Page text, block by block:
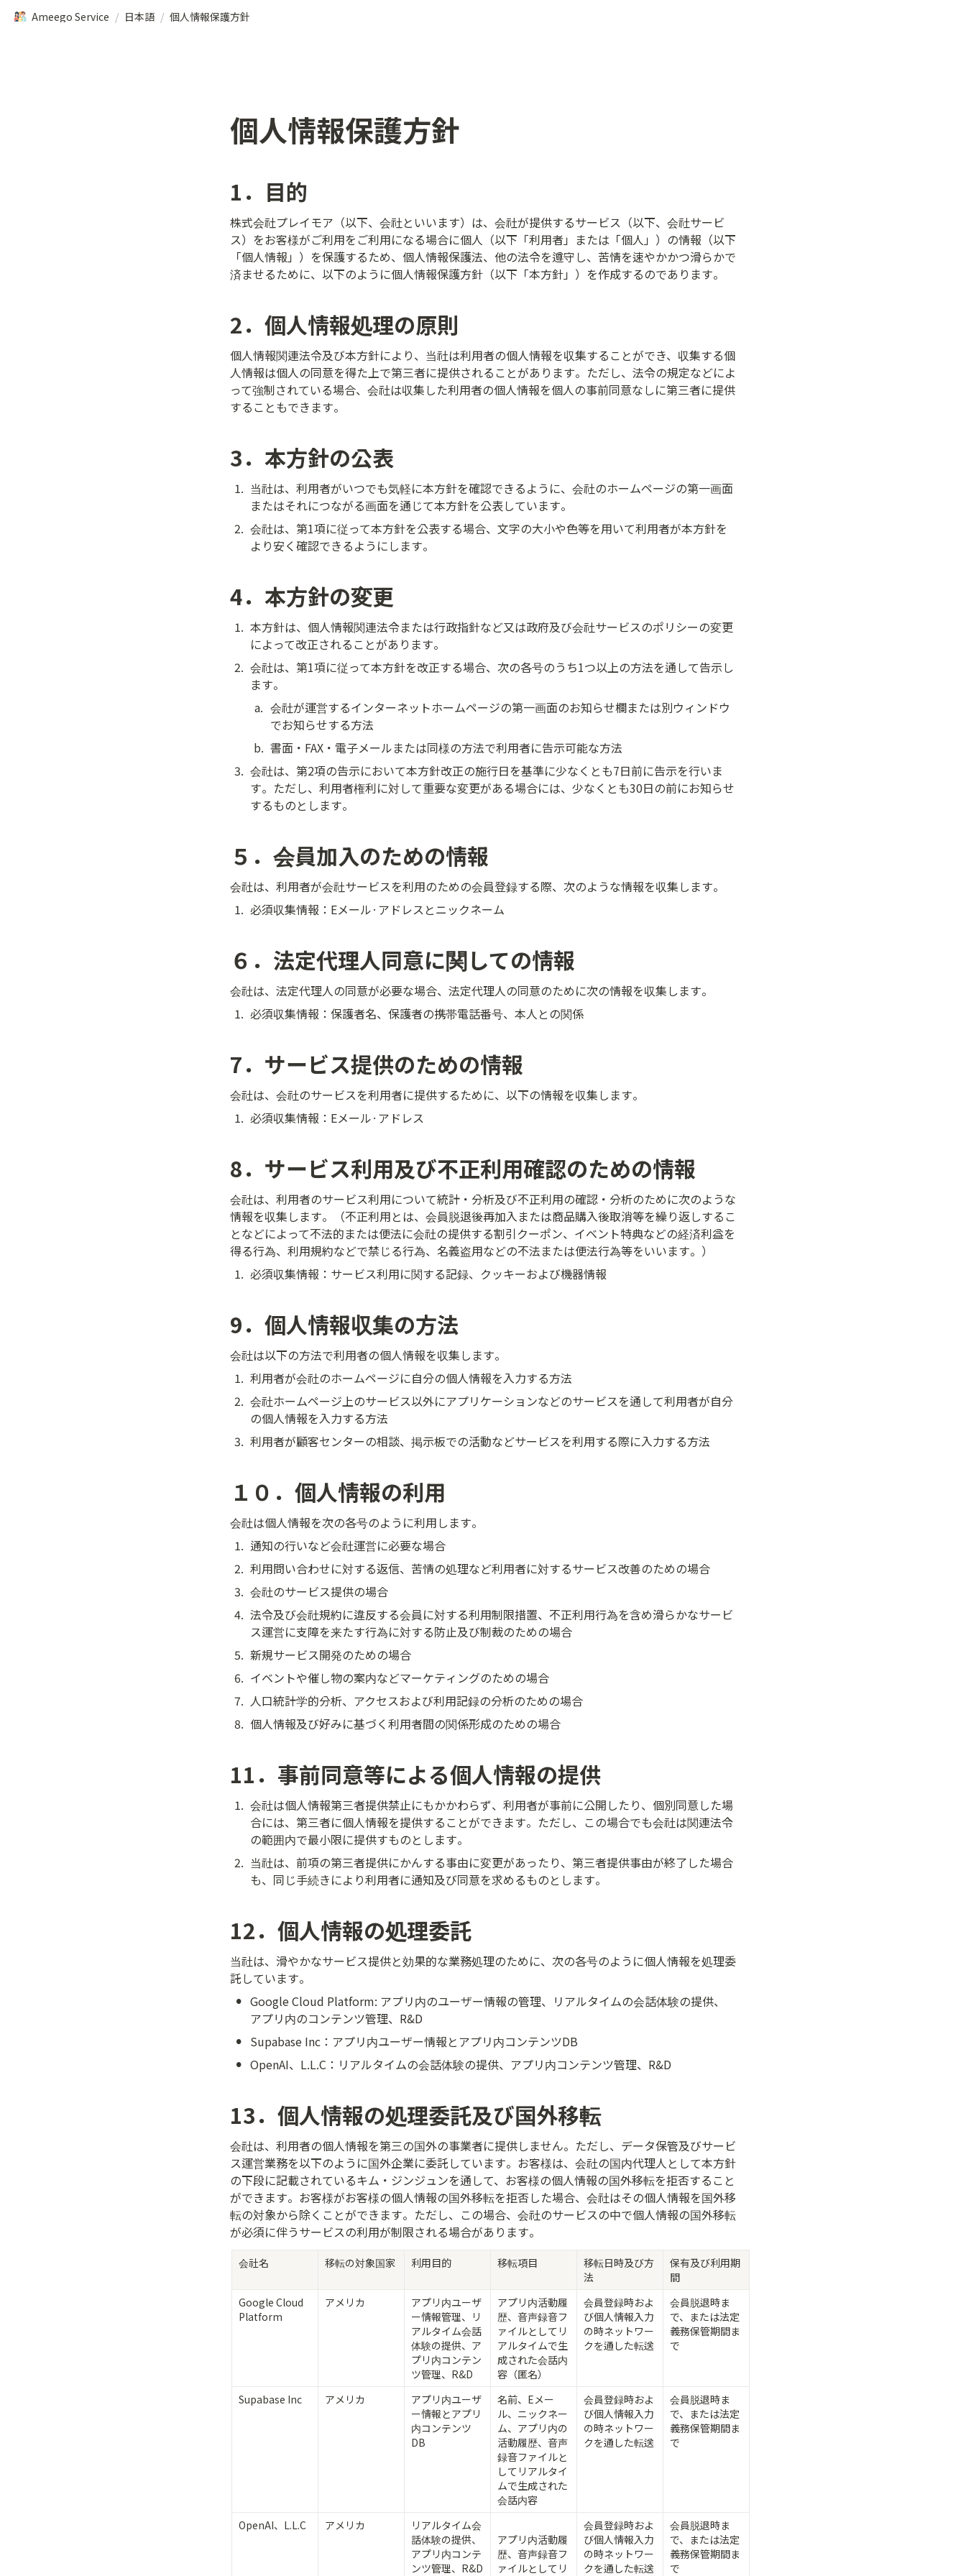
Ameego Service / 日本語 / 個人情報保護方針
個人情報保護方針
1．目的
株式会社プレイモア（以下、会社といいます）は、会社が提供するサービス（以下、会社サービ
ス）をお客様がご利用をご利用になる場合に個人（以下「利用者」または「個人」）の情報（以下
「個人情報」）を保護するため、個人情報保護法、他の法令を遵守し、苦情を速やかかつ滑らかで
済ませるために、以下のように個人情報保護方針（以下「本方針」）を作成するのであります。
2．個人情報処理の原則
個人情報関連法令及び本方針により、当社は利用者の個人情報を収集することができ、収集する個
人情報は個人の同意を得た上で第三者に提供されることがあります。ただし、法令の規定などによ
って強制されている場合、会社は収集した利用者の個人情報を個人の事前同意なしに第三者に提供
することもできます。
3．本方針の公表
1. 当社は、利用者がいつでも気軽に本方針を確認できるように、会社のホームページの第一画面
またはそれにつながる画面を通じて本方針を公表しています。
2. 会社は、第1項に従って本方針を公表する場合、文字の大小や色等を用いて利用者が本方針を
より安く確認できるようにします。
4．本方針の変更
1. 本方針は、個人情報関連法令または行政指針など又は政府及び会社サービスのポリシーの変更
によって改正されることがあります。
2. 会社は、第1項に従って本方針を改正する場合、次の各号のうち1つ以上の方法を通して告示し
ます。
a. 会社が運営するインターネットホームページの第一画面のお知らせ欄または別ウィンドウ
でお知らせする方法
b. 書面・FAX・電子メールまたは同様の方法で利用者に告示可能な方法
3. 会社は、第2項の告示において本方針改正の施行日を基準に少なくとも7日前に告示を行いま
す。ただし、利用者権利に対して重要な変更がある場合には、少なくとも30日の前にお知らせ
するものとします。
５．会員加入のための情報
会社は、利用者が会社サービスを利用のための会員登録する際、次のような情報を収集します。
1. 必須収集情報：Eメール·アドレスとニックネーム
６．法定代理人同意に関しての情報
会社は、法定代理人の同意が必要な場合、法定代理人の同意のために次の情報を収集します。
1. 必須収集情報：保護者名、保護者の携帯電話番号、本人との関係
7．サービス提供のための情報
会社は、会社のサービスを利用者に提供するために、以下の情報を収集します。
1. 必須収集情報：Eメール·アドレス
8．サービス利用及び不正利用確認のための情報
会社は、利用者のサービス利用について統計・分析及び不正利用の確認・分析のために次のような
情報を収集します。（不正利用とは、会員脱退後再加入または商品購入後取消等を繰り返しするこ
となどによって不法的または便法に会社の提供する割引クーポン、イベント特典などの経済利益を
得る行為、利用規約などで禁じる行為、名義盗用などの不法または便法行為等をいいます。）
1. 必須収集情報：サービス利用に関する記録、クッキーおよび機器情報
9．個人情報収集の方法
会社は以下の方法で利用者の個人情報を収集します。
1. 利用者が会社のホームページに自分の個人情報を入力する方法
2. 会社ホームページ上のサービス以外にアプリケーションなどのサービスを通して利用者が自分
の個人情報を入力する方法
3. 利用者が顧客センターの相談、掲示板での活動などサービスを利用する際に入力する方法
１０．個人情報の利用
会社は個人情報を次の各号のように利用します。
1. 通知の行いなど会社運営に必要な場合
2. 利用問い合わせに対する返信、苦情の処理など利用者に対するサービス改善のための場合
3. 会社のサービス提供の場合
4. 法令及び会社規約に違反する会員に対する利用制限措置、不正利用行為を含め滑らかなサービ
ス運営に支障を来たす行為に対する防止及び制裁のための場合
5. 新規サービス開発のための場合
6. イベントや催し物の案内などマーケティングのための場合
7. 人口統計学的分析、アクセスおよび利用記録の分析のための場合
8. 個人情報及び好みに基づく利用者間の関係形成のための場合
11．事前同意等による個人情報の提供
1. 会社は個人情報第三者提供禁止にもかかわらず、利用者が事前に公開したり、個別同意した場
合には、第三者に個人情報を提供することができます。ただし、この場合でも会社は関連法令
の範囲内で最小限に提供すものとします。
2. 当社は、前項の第三者提供にかんする事由に変更があったり、第三者提供事由が終了した場合
も、同じ手続きにより利用者に通知及び同意を求めるものとします。
12．個人情報の処理委託
当社は、滑やかなサービス提供と効果的な業務処理のために、次の各号のように個人情報を処理委
託しています。
• Google Cloud Platform: アプリ内のユーザー情報の管理、リアルタイムの会話体験の提供、
アプリ内のコンテンツ管理、R&D
• Supabase Inc：アプリ内ユーザー情報とアプリ内コンテンツDB
• OpenAI、L.L.C：リアルタイムの会話体験の提供、アプリ内コンテンツ管理、R&D
13．個人情報の処理委託及び国外移転
会社は、利用者の個人情報を第三の国外の事業者に提供しません。ただし、データ保管及びサービ
ス運営業務を以下のように国外企業に委託しています。お客様は、会社の国内代理人として本方針
の下段に記載されているキム・ジンジュンを通して、お客様の個人情報の国外移転を拒否すること
ができます。お客様がお客様の個人情報の国外移転を拒否した場合、会社はその個人情報を国外移
転の対象から除くことができます。ただし、この場合、会社のサービスの中で個人情報の国外移転
が必須に伴うサービスの利用が制限される場合があります。
会社名 移転の対象国家 利用目的 移転項目
移転日時及び方
法
保有及び利用期
間
Google Cloud
Platform
アメリカ
アプリ内ユーザ
ー情報管理、リ
アルタイム会話
体験の提供、ア
プリ内コンテン
ツ管理、R&D
アプリ内活動履
歴、音声録音フ
ァイルとしてリ
アルタイムで生
成された会話内
容（匿名）
会員登録時およ
び個人情報入力
の時ネットワー
クを通した転送
会員脱退時ま
で、または法定
義務保管期間ま
で
Supabase Inc アメリカ
アプリ内ユーザ
ー情報とアプリ
内コンテンツ
DB
名前、Eメー
ル、ニックネー
ム、アプリ内の
活動履歴、音声
録音ファイルと
してリアルタイ
ムで生成された
会話内容
会員登録時およ
び個人情報入力
の時ネットワー
クを通した転送
会員脱退時ま
で、または法定
義務保管期間ま
で
OpenAI、L.L.C アメリカ
リアルタイム会
話体験の提供、
アプリ内コンテ
ンツ管理、R&D
アプリ内活動履
歴、音声録音フ
ァイルとしてリ
会員登録時およ
び個人情報入力
の時ネットワー
クを通した転送
会員脱退時ま
で、または法定
義務保管期間ま
で